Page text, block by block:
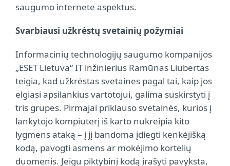
saugumo internete aspektus.
Svarbiausi užkrėstų svetainių požymiai
Informacinių technologijų saugumo kompanijos
„ESET Lietuva“ IT inžinierius Ramūnas Liubertas
teigia, kad užkrėstas svetaines pagal tai, kaip jos
elgiasi apsilankius vartotojui, galima suskirstyti į
tris grupes. Pirmajai priklauso svetainės, kurios į
lankytojo kompiuterį iš karto nukreipia kito
lygmens ataką – į jį bandoma įdiegti kenkėjišką
kodą, pavogti asmens ar mokėjimo kortelių
duomenis. Jeigu piktybinį kodą įrašyti pavyksta,